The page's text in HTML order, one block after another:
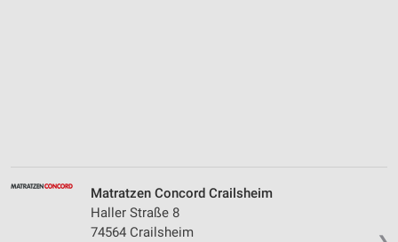
Matratzen Concord Crailsheim
Haller Straße 8
74564 Crailsheim